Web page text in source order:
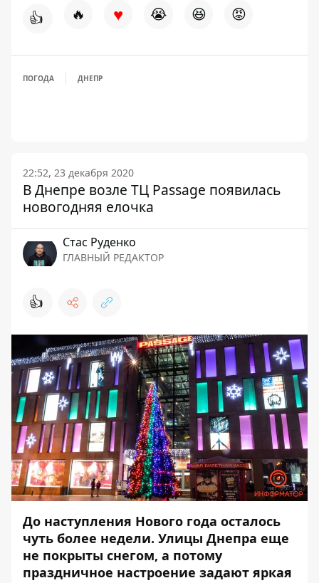
👍 🔥 ♥ 😭 😆 😡
ПОГОДА ДНЕПР
22:52, 23 декабря 2020
В Днепре возле ТЦ Passage появилась
новогодняя елочка
Стаc Руденко
ГЛАВНЫЙ РЕДАКТОР
👍
До наступления Нового года осталось
чуть более недели. Улицы Днепра еще
не покрыты снегом, а потому
праздничное настроение задают яркая